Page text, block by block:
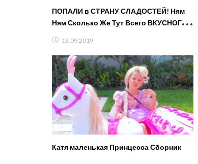
ПОПАЛИ в СТРАНУ СЛАДОСТЕЙ! Ням
Ням Сколько Же Тут Всего ВКУСНОГО?
13.09.2019
Катя маленькая Принцесса Сборник